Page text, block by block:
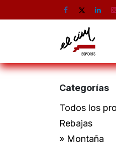
Categorías
Todos los
Rebajas
» Montaña